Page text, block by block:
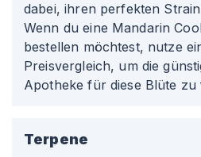
dabei, ihren perfekten
Wenn du eine Mandarin
bestellen möchtest, nutze
Preisvergleich, um die
Apotheke für diese Blüte zu
Terpene